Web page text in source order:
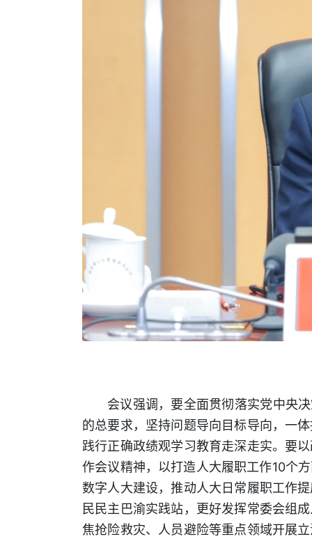
会议强调，要全面贯彻落实党中央
的总要求，坚持问题导向目标导向，一
践行正确政绩观学习教育走深走实。要
作会议精神，以打造人大履职工作10个
数字人大建设，推动人大日常履职工作
民民主巴渝实践站，更好发挥常委会组
焦抢险救灾、人员避险等重点领域开展